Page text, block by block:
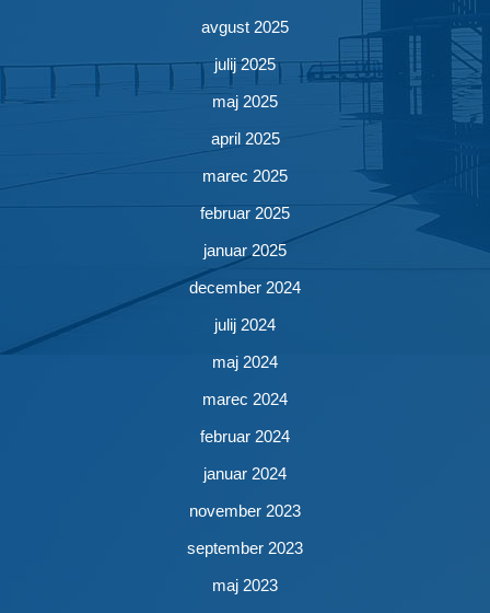
avgust 2025
julij 2025
maj 2025
april 2025
marec 2025
februar 2025
januar 2025
december 2024
julij 2024
maj 2024
marec 2024
februar 2024
januar 2024
november 2023
september 2023
maj 2023